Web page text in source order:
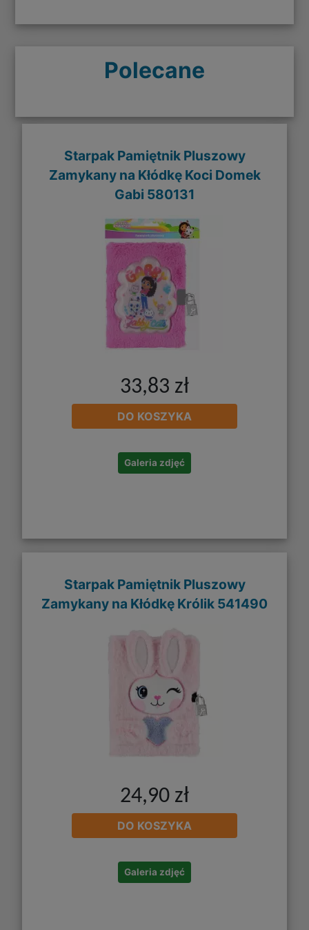
Polecane
Starpak Pamiętnik Pluszowy
Zamykany na Kłódkę Koci Domek
Gabi 580131
33,83 zł
DO KOSZYKA
Galeria zdjęć
Starpak Pamiętnik Pluszowy
Zamykany na Kłódkę Królik 541490
24,90 zł
DO KOSZYKA
Galeria zdjęć